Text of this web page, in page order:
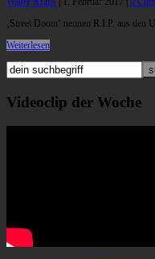
‚Street Doom‘ nennen R.I.P. aus
Weiterlesen
Videoclip der Woche